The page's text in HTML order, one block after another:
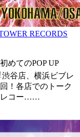
RECORDS
めてのPOP UP
⾕店、横浜ビブレ
！各店でのトーク
レコー……